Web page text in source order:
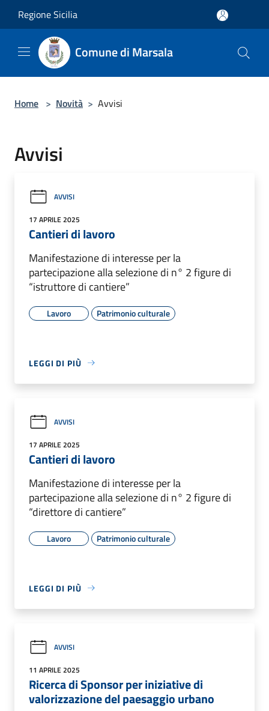
Regione Sicilia
Comune di Marsala
Home > Novità > Avvisi
Avvisi
AVVISI
17 APRILE 2025
Cantieri di lavoro
Manifestazione di interesse per la
partecipazione alla selezione di n° 2 figure di
“istruttore di cantiere”
Lavoro Patrimonio culturale
LEGGI DI PIÙ
AVVISI
17 APRILE 2025
Cantieri di lavoro
Manifestazione di interesse per la
partecipazione alla selezione di n° 2 figure di
“direttore di cantiere”
Lavoro Patrimonio culturale
LEGGI DI PIÙ
AVVISI
11 APRILE 2025
Ricerca di Sponsor per iniziative di
valorizzazione del paesaggio urbano